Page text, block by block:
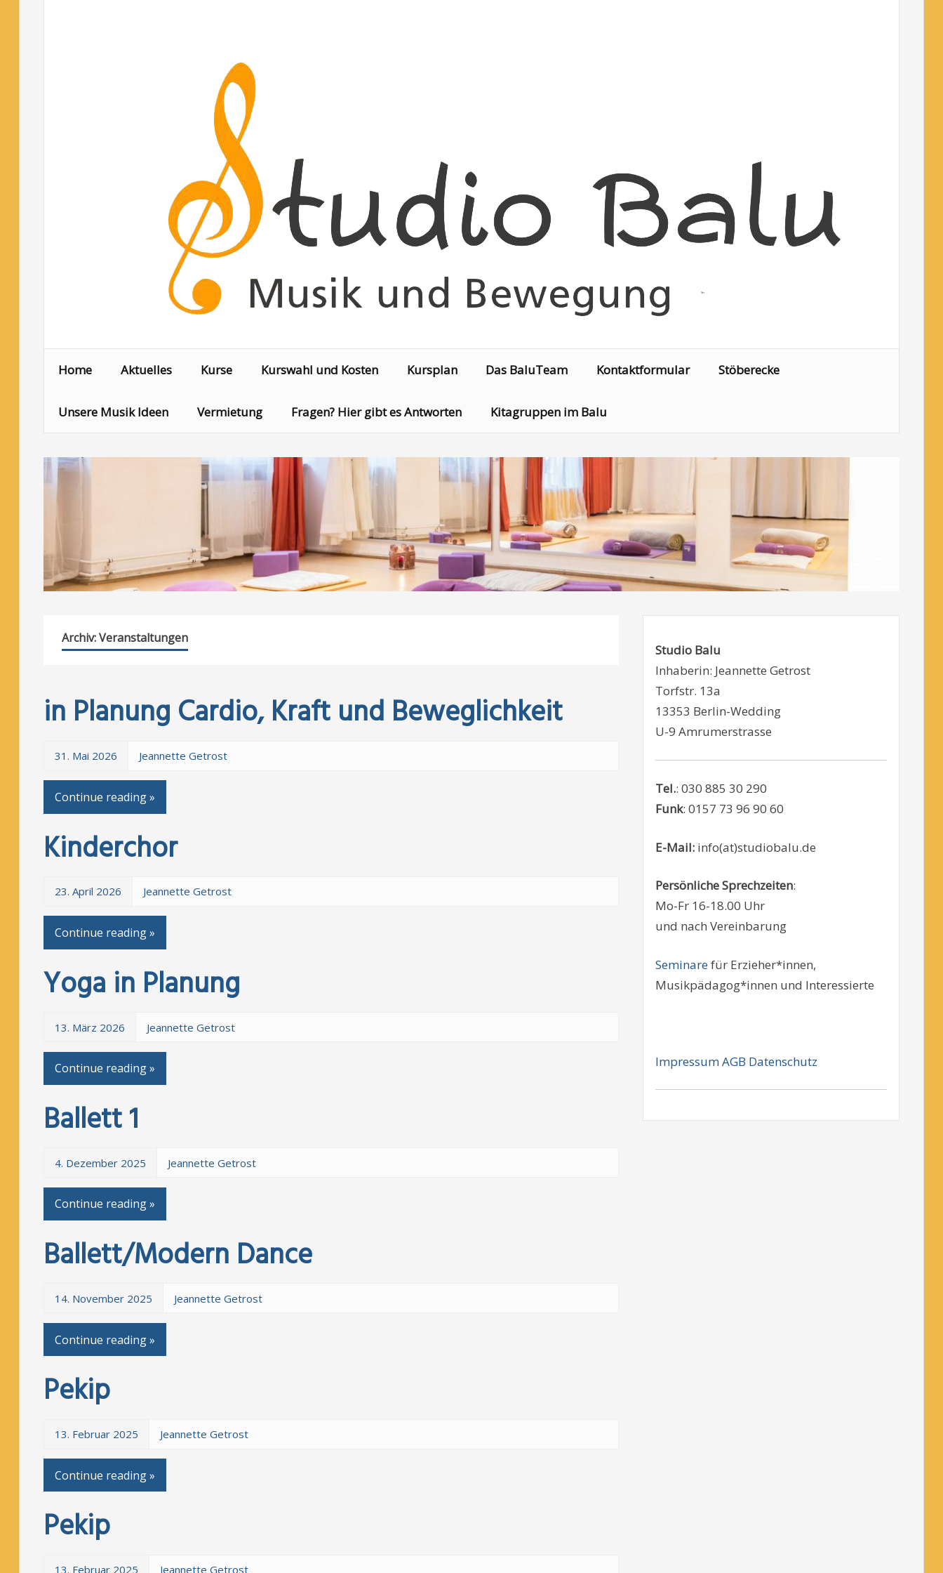
Home Aktuelles Kurse Kurswahl und Kosten Kursplan Das BaluTeam Kontaktformular Stöberecke
Unsere Musik Ideen Vermietung Fragen? Hier gibt es Antworten Kitagruppen im Balu
Archiv:Veranstaltungen
in Planung Cardio, Kraft und Beweglichkeit
31. Mai 2026 Jeannette Getrost
Continue reading »
Kinderchor
23. April 2026 Jeannette Getrost
Continue reading »
Yoga in Planung
13. März 2026 Jeannette Getrost
Continue reading »
Ballett 1
4. Dezember 2025 Jeannette Getrost
Continue reading »
Ballett/Modern Dance
14. November 2025 Jeannette Getrost
Continue reading »
Pekip
13. Februar 2025 Jeannette Getrost
Continue reading »
Pekip
13. Februar 2025 Jeannette Getrost
Studio Balu
Inhaberin: Jeannette Getrost
Torfstr. 13a
13353 Berlin-Wedding
U-9 Amrumerstrasse
Tel.: 030 885 30 290
Funk: 0157 73 96 90 60
E-Mail: info(at)studiobalu.de
Persönliche Sprechzeiten:
Mo-Fr 16-18.00 Uhr
und nach Vereinbarung
Seminarefür Erzieher*innen,
Musikpädagog*innen und Interessierte
ImpressumAGB Datenschutz